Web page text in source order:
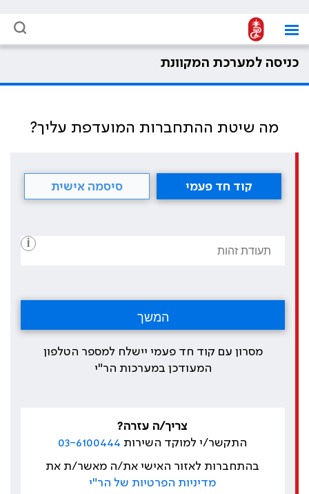
כניסה למערכת המקוונת
מה שיטת ההתחברות המועדפת עליך?
קוד חד פעמי סיסמה אישית
i
מסרון עם קוד חד פעמי יישלח למספר הטלפון
המעודכן במערכות הר"י
צריך/ה עזרה?
התקשר/י למוקד השירות 03-6100444
בהתחברות לאזור האישי את/ה מאשר/ת את
מדיניות הפרטיות של הר"י